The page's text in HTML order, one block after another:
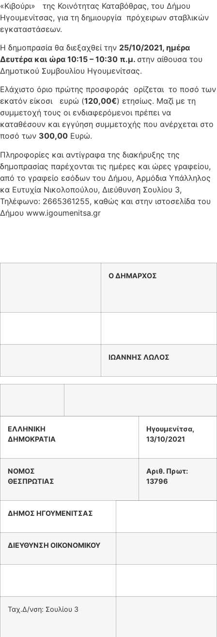
«Κιβούρι» της Κοινότητας Καταβόθρας, του Δήμου
Ηγουμενίτσας, για τη δημιουργία πρόχειρων σταβλικών
εγκαταστάσεων.
Η δημοπρασία θα διεξαχθεί την 25/10/2021, ημέρα
Δευτέρα και ώρα 10:15 – 10:30 π.μ. στην αίθουσα του
Δημοτικού Συμβουλίου Ηγουμενίτσας.
Ελάχιστο όριο πρώτης προσφοράς ορίζεται το ποσό των
εκατόν είκοσι ευρώ (120,00€) ετησίως. Μαζί με τη
συμμετοχή τους οι ενδιαφερόμενοι πρέπει να
καταθέσουν και εγγύηση συμμετοχής που ανέρχεται στο
ποσό των 300,00 Ευρώ.
Πληροφορίες και αντίγραφα της διακήρυξης της
δημοπρασίας παρέχονται τις ημέρες και ώρες γραφείου,
από το γραφείο εσόδων του Δήμου, Αρμόδια Υπάλληλος
κα Ευτυχία Νικολοπούλου, Διεύθυνση Σουλίου 3,
Τηλέφωνο: 2665361255, καθώς και στην ιστοσελίδα του
Δήμου www.igoumenitsa.gr
Ο ΔΗΜΑΡΧΟΣ
ΙΩΑΝΝΗΣ ΛΩΛΟΣ
ΕΛΛΗΝΙΚΗ
ΔΗΜΟΚΡΑΤΙΑ
Ηγουμενίτσα,
13/10/2021
ΝΟΜΟΣ
ΘΕΣΠΡΩΤΙΑΣ
Αριθ. Πρωτ:
13796
ΔΗΜΟΣ ΗΓΟΥΜΕΝΙΤΣΑΣ
ΔΙΕΥΘΥΝΣΗ ΟΙΚΟΝΟΜΙΚΟΥ
Ταχ.Δ/νση: Σουλίου 3